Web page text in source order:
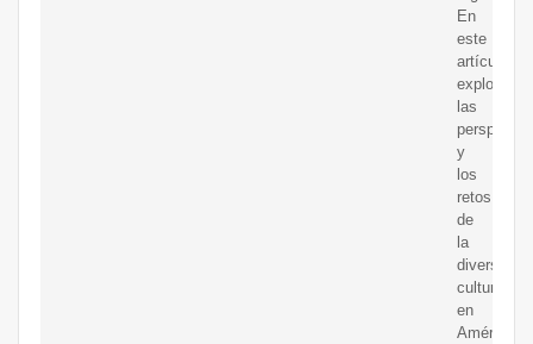
En
este
artículo,
las
y
los
retos
de
la
diversidad
cultural
en
América